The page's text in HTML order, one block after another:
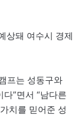
상돼 여수시 경제
프는 성동구와
”면서 “남다른
치를 믿어준 성